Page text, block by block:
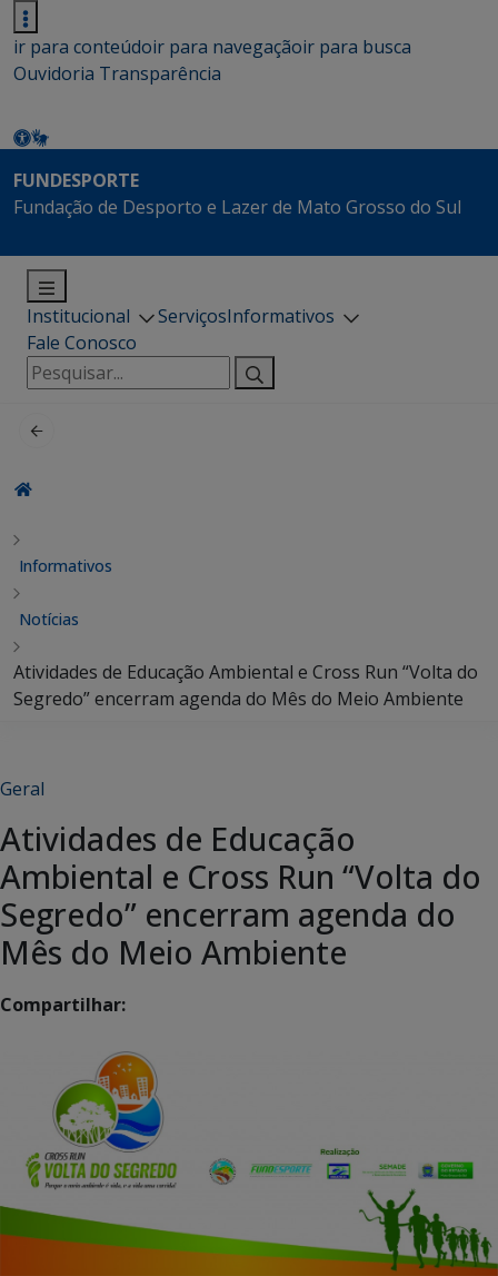
ir para conteúdoir para navegaçãoir para busca
Ouvidoria Transparência
FUNDESPORTE
Fundação de Desporto e Lazer de Mato Grosso do Sul
Institucional ServiçosInformativos
Fale Conosco
Pesquisar
por:
Informativos
Notícias
Atividades de Educação Ambiental e Cross Run “Volta do
Segredo” encerram agenda do Mês do Meio Ambiente
Geral
Atividades de Educação
Ambiental e Cross Run “Volta do
Segredo” encerram agenda do
Mês do Meio Ambiente
Compartilhar: